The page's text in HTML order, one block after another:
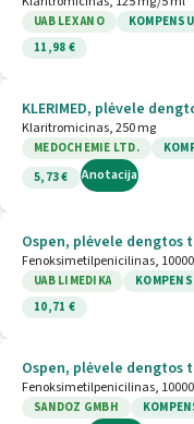
UAB LEX ANO
11,98 €
KLERIMED, plėvele
Klaritromicinas, 250 mg
MEDOCHEMIE LTD.
5,73 €
Anotacija
Ospen, plėvele dengtos
Fenoksimetilpenicilinas,
UAB LIMEDIKA
10,71 €
Ospen, plėvele dengtos
Fenoksimetilpenicilinas,
SANDOZ GMBH